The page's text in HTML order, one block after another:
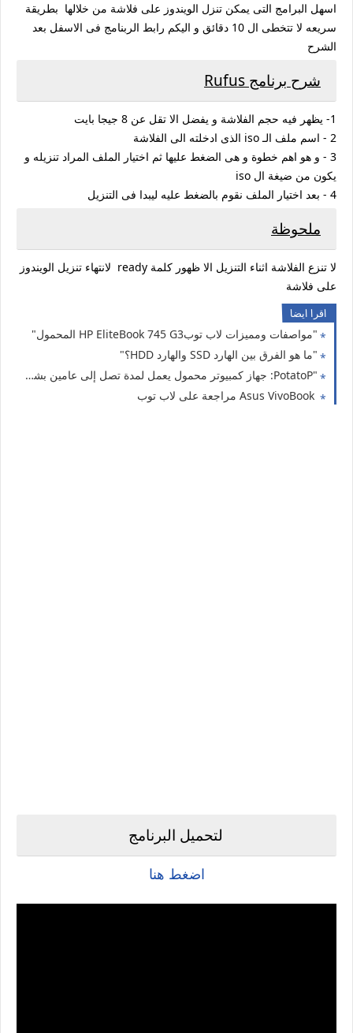
اسهل البرامج التى يمكن تنزل الويندوز على فلاشة من خلالها بطريقة
سريعه لا تتخطى ال 10 دقائق و اليكم رابط الربنامج فى الاسفل بعد
الشرح
شرح برنامج Rufus
1- يظهر فيه حجم الفلاشة و يفضل الا تقل عن 8 جيجا بايت
2 - اسم ملف الـ iso الذى ادخلته الى الفلاشة
3 - و هو اهم خطوة و هى الضغط عليها ثم اختيار الملف المراد تنزيله و
يكون من ضيغة ال iso
4 - بعد اختيار الملف نقوم بالضغط عليه ليبدا فى التنزيل
ملحوظة
لا تنزع الفلاشة اثناء التنزيل الا ظهور كلمة ready لانتهاء تنزيل الويندوز
على فلاشة
اقرا ايضا
"مواصفات ومميزات لاب توبHP EliteBook 745 G3 المحمول"
"ما هو الفرق بين الهارد SSD والهارد HDD؟"
"PotatoP: جهاز كمبيوتر محمول يعمل لمدة تصل إلى عامين بشحنة واحدة فقط"
لتحميل البرنامج
اضغط هنا